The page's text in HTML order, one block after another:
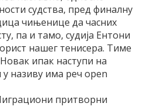
судства, пред финалну
чињенице да часних
па и тамо, судија Ентони
нашег тенисера. Тиме
ипак наступи на
у називу има реч open
притворни